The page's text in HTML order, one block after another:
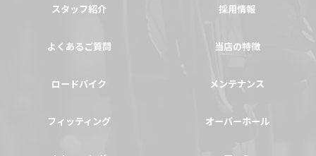
スタッフ紹介 採用情報
よくあるご質問 当店の特徴
ロードバイク メンテナンス
フィッティング オーバーホール